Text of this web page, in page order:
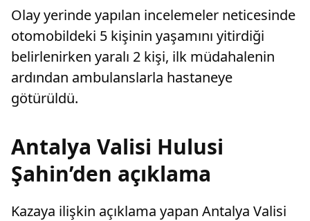
Olay yerinde yapılan incelemeler neticesinde
otomobildeki 5 kişinin yaşamını yitirdiği
belirlenirken yaralı 2 kişi, ilk müdahalenin
ardından ambulanslarla hastaneye
götürüldü.
Antalya Valisi Hulusi
Şahin’den açıklama
Kazaya ilişkin açıklama yapan Antalya Valisi